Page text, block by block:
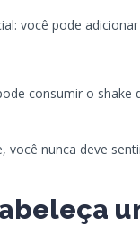
você pode
consumir o
você nunca deve